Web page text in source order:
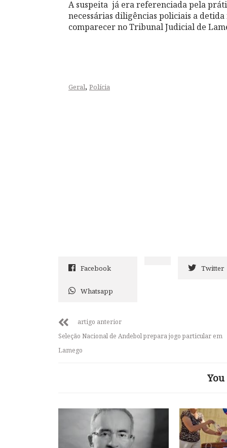
A suspeita já era referenciada pela
necessárias diligências policiais a
comparecer no Tribunal Judicial de
Geral, Polícia
Facebook Twitter
Whatsapp
artigo anterior
Seleção Nacional de Andebol prepara jogo particular em
Lamego